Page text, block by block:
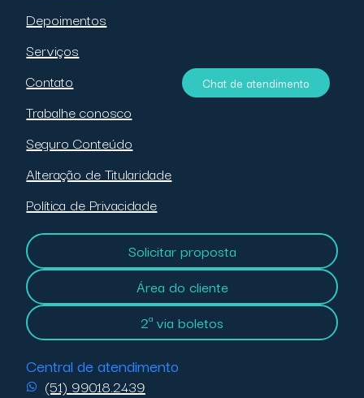
Chat de atendimento
Depoimentos
Serviços
Contato
Trabalhe conosco
Seguro Conteúdo
Alteração de Titularidade
Política de Privacidade
Solicitar proposta
Área do cliente
2ª via boletos
Central de atendimento
(51) 99018.2439